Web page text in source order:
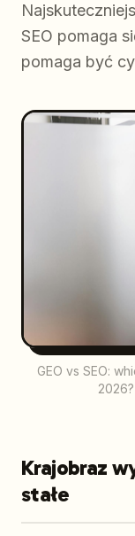
SEO pomaga
pomaga być
GEO vs SEO:
Krajobraz
stałe